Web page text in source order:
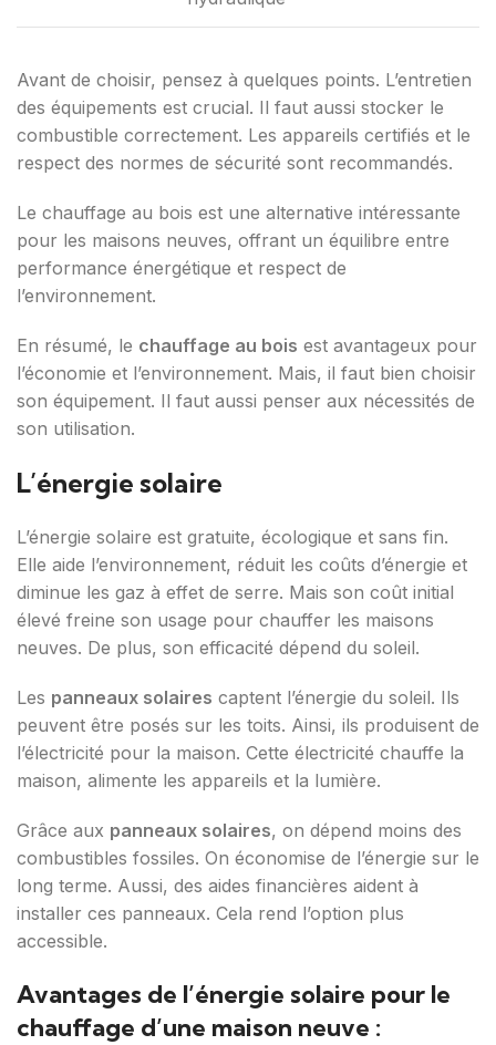
Avant de choisir, pensez à quelques points. L’entretien
des équipements est crucial. Il faut aussi stocker le
combustible correctement. Les appareils certifiés et le
respect des normes de sécurité sont recommandés.
Le chauffage au bois est une alternative intéressante
pour les maisons neuves, offrant un équilibre entre
performance énergétique et respect de
l’environnement.
En résumé, le chauffage au bois est avantageux pour
l’économie et l’environnement. Mais, il faut bien choisir
son équipement. Il faut aussi penser aux nécessités de
son utilisation.
L’énergie solaire
L’énergie solaire est gratuite, écologique et sans fin.
Elle aide l’environnement, réduit les coûts d’énergie et
diminue les gaz à effet de serre. Mais son coût initial
élevé freine son usage pour chauffer les maisons
neuves. De plus, son efficacité dépend du soleil.
Les panneaux solaires captent l’énergie du soleil. Ils
peuvent être posés sur les toits. Ainsi, ils produisent de
l’électricité pour la maison. Cette électricité chauffe la
maison, alimente les appareils et la lumière.
Grâce aux panneaux solaires, on dépend moins des
combustibles fossiles. On économise de l’énergie sur le
long terme. Aussi, des aides financières aident à
installer ces panneaux. Cela rend l’option plus
accessible.
Avantages de l’énergie solaire pour le
chauffage d’une maison neuve :